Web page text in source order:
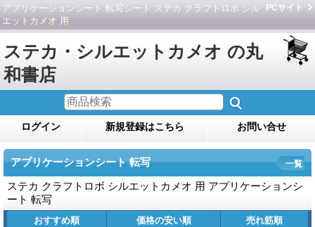
アプリケーションシート 転写シート ステカ クラフトロボ シル
エットカメオ 用
PCサイト
ステカ・シルエットカメオ の丸
和書店
ログイン 新規登録はこちら お問い合せ
アプリケーションシート 転写
ステカ クラフトロボ シルエットカメオ 用 アプリケーションシ
ート 転写
一覧
おすすめ順 価格の安い順 売れ筋順